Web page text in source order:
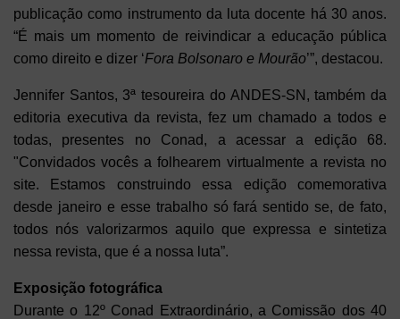
publicação como instrumento da luta docente há 30 anos.
“É mais um momento de reivindicar a educação pública
como direito e dizer ‘Fora Bolsonaro e Mourão’”, destacou.
Jennifer Santos, 3ª tesoureira do ANDES-SN, também da
editoria executiva da revista, fez um chamado a todos e
todas, presentes no Conad, a acessar a edição 68.
"Convidados vocês a folhearem virtualmente a revista no
site. Estamos construindo essa edição comemorativa
desde janeiro e esse trabalho só fará sentido se, de fato,
todos nós valorizarmos aquilo que expressa e sintetiza
nessa revista, que é a nossa luta”.
Exposição fotográfica
Durante o 12º Conad Extraordinário, a Comissão dos 40